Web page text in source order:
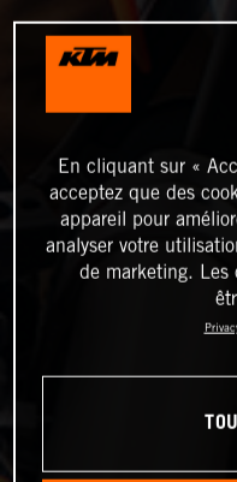
En cliquant sur «
acceptez que des
appareil pour
analyser votre
de marketing. Les